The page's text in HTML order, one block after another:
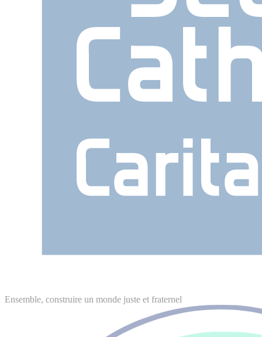
Ensemble, construire un monde juste et fraternel